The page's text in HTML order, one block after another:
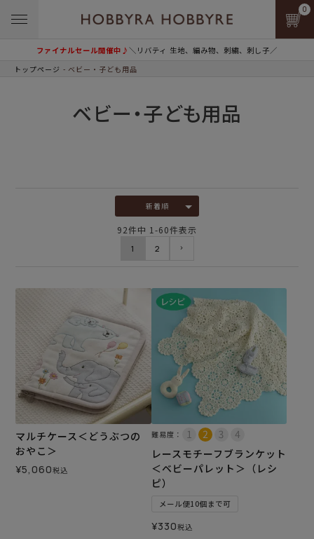
ファイナルセール開催中♪＼リバティ 生地、編み物、刺繍、刺し子／
0
トップページ ベビー・子ども用品
ベビー・子ども用品
新着順
92件中 1 -60件表示
1 2
マルチケース＜どうぶつの
おやこ＞
¥5,060税込
難易度：
レースモチーフブランケット
＜ベビーパレット＞（レシ
ピ）
メール便10個まで可
¥330税込